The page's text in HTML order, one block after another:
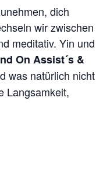
dich
wir zwischen
meditativ. Yin und
On Assist´s &
was natürlich nicht
Langsamkeit,